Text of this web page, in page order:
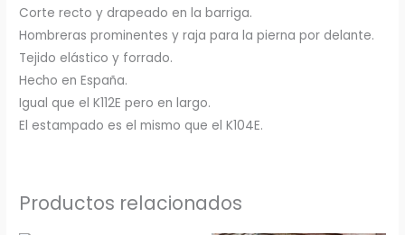
Corte recto y drapeado en la barriga.
Hombreras prominentes y raja para la pierna por delante.
Tejido elástico y forrado.
Hecho en España.
Igual que el K112E pero en largo.
El estampado es el mismo que el K104E.
Productos relacionados